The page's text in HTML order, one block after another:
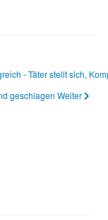
- Täter stellt sich,
geschlagen Weiter